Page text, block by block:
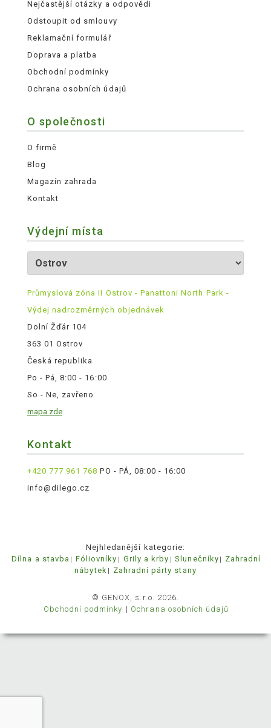
Nejčastější otázky a odpovědi
Odstoupit od smlouvy
Reklamační formulář
Doprava a platba
Obchodní podmínky
Ochrana osobních údajů
O společnosti
O firmě
Blog
Magazín zahrada
Kontakt
Výdejní místa
Průmyslová zóna II Ostrov - Panattoni North Park -
Výdej nadrozměrných objednávek
Dolní Žďár 104
363 01 Ostrov
Česká republika
Po - Pá, 8:00 - 16:00
So - Ne, zavřeno
mapa zde
Kontakt
+420 777 961 768 PO - PÁ, 08:00 - 16:00
info@dilego.cz
Nejhledanější kategorie:
Dílna a stavba
Fóliovníky Grily a krby Slunečníky
Zahradní
nábytek
Zahradní párty stany
© GENOX, s.r.o. 2026.
Obchodní podmínky
Ochrana osobních údajů